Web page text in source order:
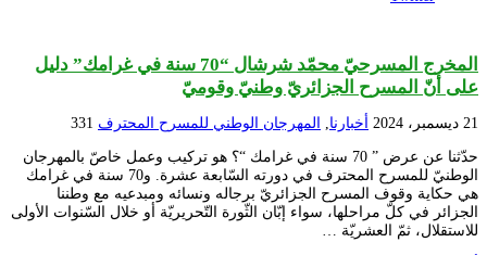
المخرج المسرحيّ محمّد شرشال “70 سنة في غرامك” دليل
على أنّ المسرح الجزائريّ وطنيّ وقوميّ
21 ديسمبر، 2024 أخبارنا, المهرجان الوطني للمسرح المحترف 331
حدّثنا عن عرض ” 70 سنة في غرامك “؟ هو تركيب وعمل خاصّ بالمهرجان
الوطنيّ للمسرح المحترف في دورته السّابعة عشرة. و70 سنة في غرامك
هي حكاية وقوف المسرح الجزائريّ برجاله ونسائه ومبدعيه مع وطننا
الجزائر في كلّ مراحلها، سواء إبّان الثّورة التّحريريّة أو خلال السّنوات الأولى
للاستقلال، ثمّ العشريّة …